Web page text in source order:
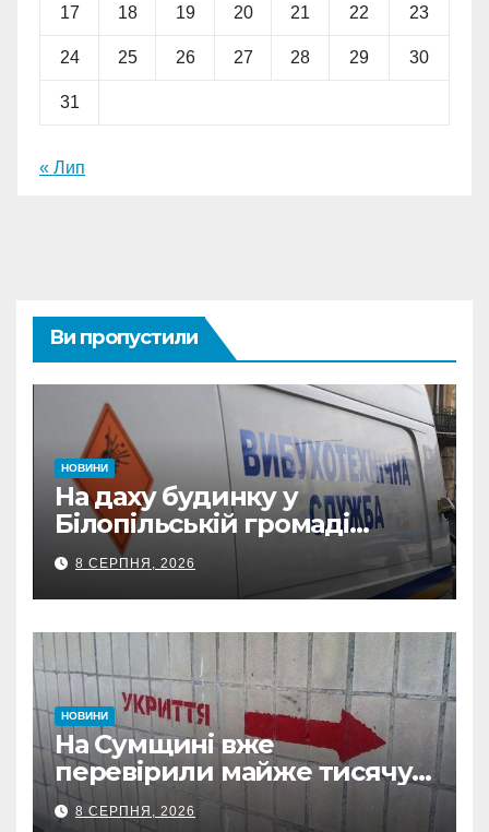
17 18 19 20 21 22 23
24 25 26 27 28 29 30
31
« Лип
Ви пропустили
НОВИНИ
На даху будинку у
Білопільській громаді
знайшли 120-мм міну
8 СЕРПНЯ, 2026
НОВИНИ
На Сумщині вже
перевірили майже тисячу
укриттів: де виявили
8 СЕРПНЯ, 2026